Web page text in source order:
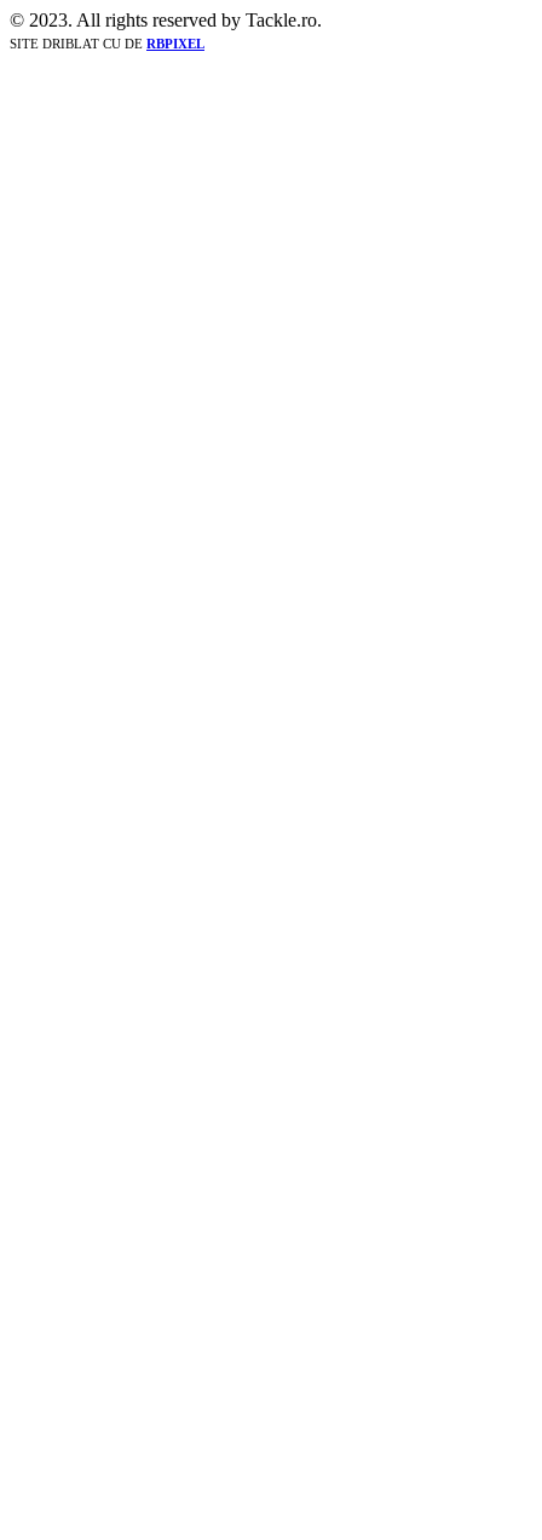
© 2023. All rights reserved by Tackle.ro.
SITE DRIBLAT CU DE RBPIXEL